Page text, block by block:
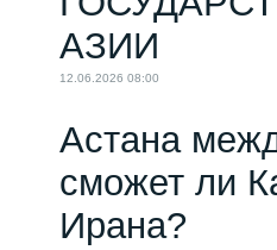
АЗИИ
12.06.2026 08:00
Астана
сможет ли
Ирана?